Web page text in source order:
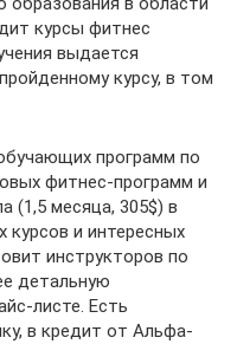
курсы фитнес
выдается
курсу, в том
программ по
фитнес-программ и
(1,5 месяца, 305$) в
курсов и интересных
инструкторов по
детальную
листе. Есть
в кредит от Альфа-